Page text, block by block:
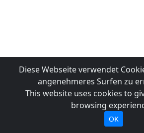
Diese Webseite verwendet
angenehmeres Surfen zu
This website uses cookies to
browsing
OK